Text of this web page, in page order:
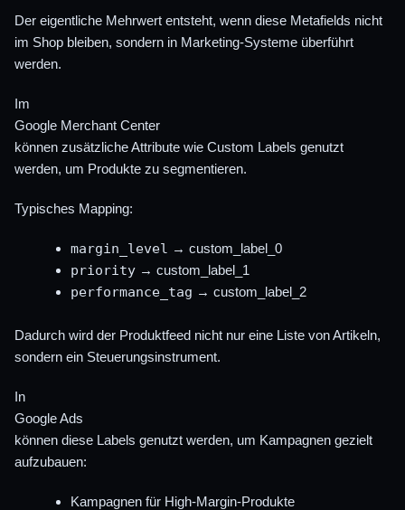
Der eigentliche Mehrwert entsteht, wenn diese Metafields nicht
im Shop bleiben, sondern in Marketing-Systeme überführt
werden.
Im
Google Merchant Center
können zusätzliche Attribute wie Custom Labels genutzt
werden, um Produkte zu segmentieren.
Typisches Mapping:
margin_level → custom_label_0
priority → custom_label_1
performance_tag → custom_label_2
Dadurch wird der Produktfeed nicht nur eine Liste von Artikeln,
sondern ein Steuerungsinstrument.
In
Google Ads
können diese Labels genutzt werden, um Kampagnen gezielt
aufzubauen:
Kampagnen für High-Margin-Produkte